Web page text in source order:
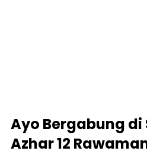
Ayo Bergabung di
Azhar 12